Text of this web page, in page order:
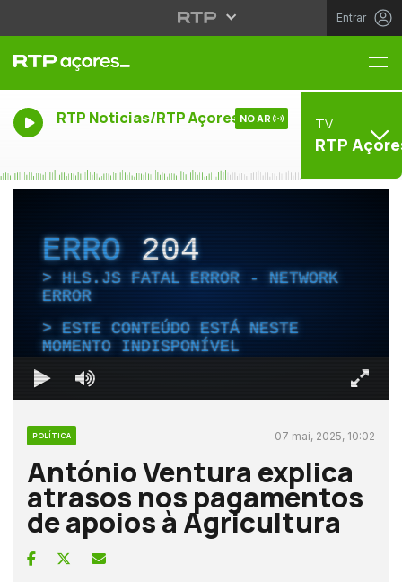
Entrar
RTP Noticias/RTP Açores NO AR TV
RTP
ERRO204
HLS.JS FATAL ERROR - NETWORK
ERROR
ESTE CONTEÚDO ESTÁ NESTE
MOMENTO INDISPONÍVEL
POLÍTICA 07 mai, 2025, 10:02
António Ventura explica
atrasos nos pagamentos
de apoios à Agricultura